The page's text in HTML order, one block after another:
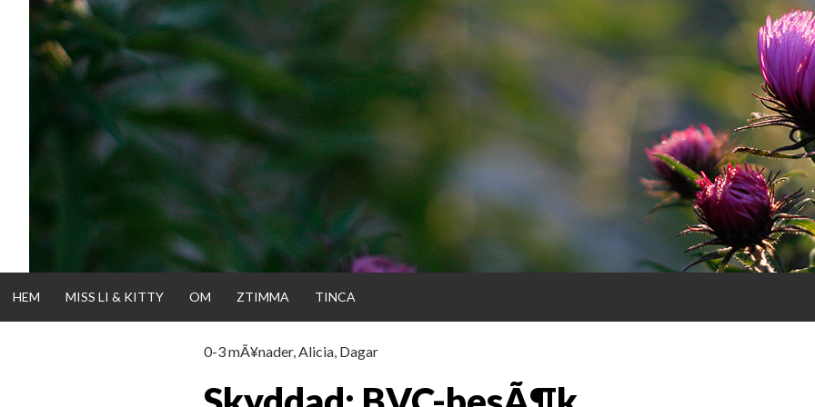
direkt
innehållet
KATTISDAGAR
HEM MISS LI & KITTY OM ZTIMMA TINCA
0-3 mÃ¥nader,Alicia, Dagar